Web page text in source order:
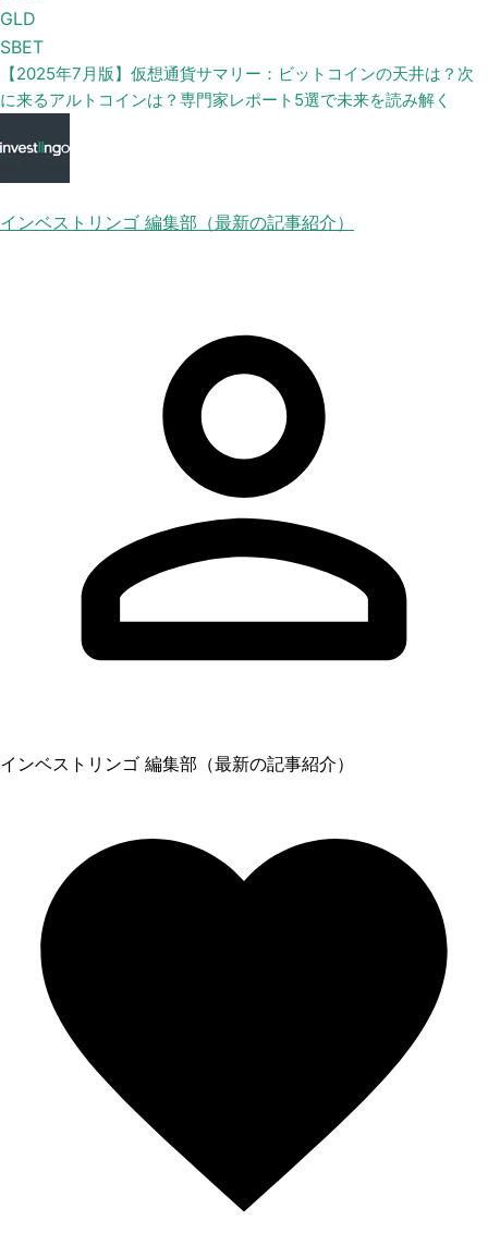
GLD
SBET
【2025年7月版】仮想通貨サマリー：ビットコインの天井は？次
に来るアルトコインは？専門家レポート5選で未来を読み解く
インベストリンゴ 編集部（最新の記事紹介）
インベストリンゴ 編集部（最新の記事紹介）